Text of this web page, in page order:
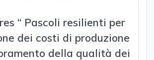
“ Pascoli resilienti per
dei costi di produzione
della qualità dei